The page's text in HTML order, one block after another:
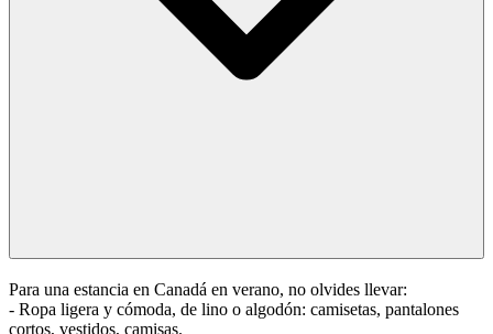
Para una estancia en Canadá en verano, no olvides llevar:
- Ropa ligera y cómoda, de lino o algodón: camisetas, pantalones
cortos, vestidos, camisas.